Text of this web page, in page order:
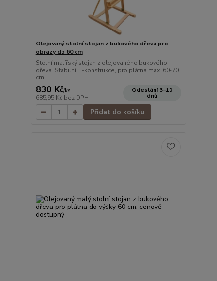
Olejovaný stolní stojan z bukového dřeva pro
obrazy do 60 cm
Stolní malířský stojan z olejovaného bukového
dřeva. Stabilní H-konstrukce, pro plátna max. 60-70
cm.
830 Kč/ks
685,95 Kč bez DPH
Odeslání 3–10
dnů
Přidat do košíku